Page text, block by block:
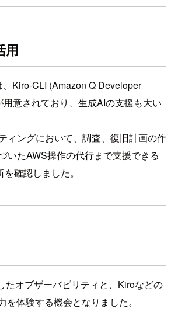
用
Kiro-CLI (Amazon Q Developer
意されており、生成AIの支援も大い
ィングにおいて、調査、復旧計画の作
いたAWS操作の代行まで支援できる
確認しました。
たオブザーバビリティと、Kiroなどの
を体験する機会となりました。